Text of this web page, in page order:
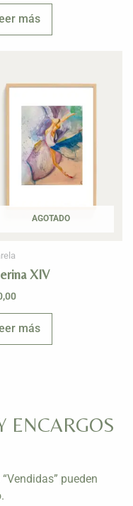
más
AGOTADO
XIV
más
ENCARGOS
pueden